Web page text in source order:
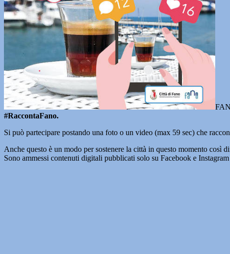
#RaccontaFano.
Si può partecipare postando una foto o un video (max 59 sec) che
Anche questo è un modo per sostenere la città in questo momento così
Sono ammessi contenuti digitali pubblicati solo su Facebook e